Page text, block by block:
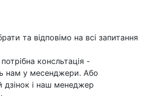
та відповімо на всі запитання
консльтація -
нам у месенджери. Або
дзінок і наш менеджер